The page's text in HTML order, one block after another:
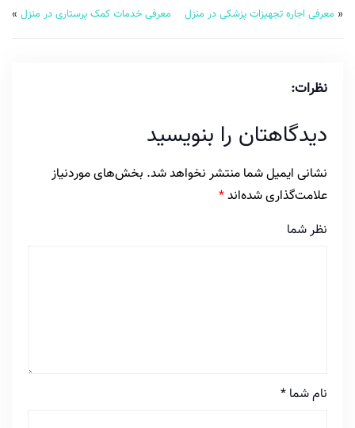
« معرفی اجاره تجهیزات پزشکی در منزل معرفی خدمات کمک پرستاری در منزل »
نظرات:
دیدگاهتان را بنویسید
نشانی ایمیل شما منتشر نخواهد شد. بخش‌های موردنیاز
علامت‌گذاری شده‌اند*
نظر شما
نام شما *